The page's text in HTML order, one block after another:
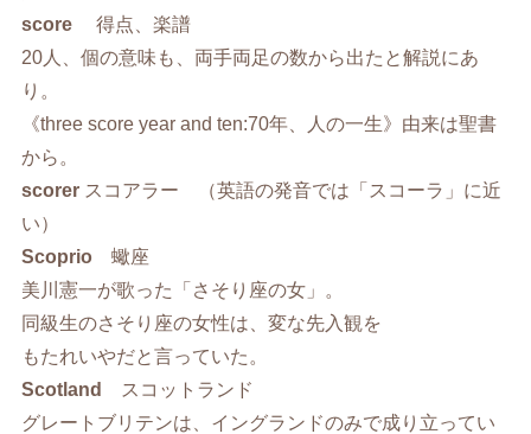
score 得点、楽譜
20人、個の意味も、両手両足の数から出たと解説にあ
り。
《three score year and ten:70年、人の一生》由来は聖書
から。
scorer スコアラー （英語の発音では「スコーラ」に近
い）
Scoprio 蠍座
美川憲一が歌った「さそり座の女」。
同級生のさそり座の女性は、変な先入観を
もたれいやだと言っていた。
Scotland
スコットランド
グレートブリテンは、イングランドのみで成り立ってい